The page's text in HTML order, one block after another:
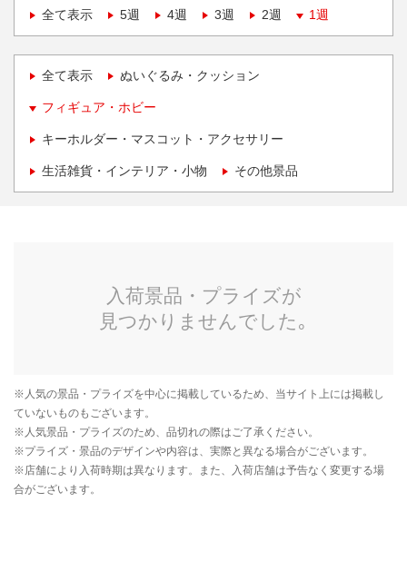
全て表示
5週 4週 3週 2週 1週
全て表示 ぬいぐるみ・クッション
フィギュア・ホビー
キーホルダー・マスコット・アクセサリー
生活雑貨・インテリア・小物 その他景品